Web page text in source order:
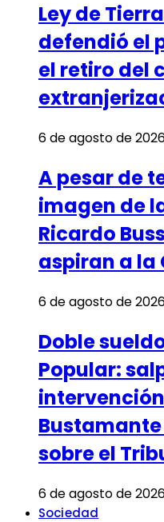
Ley de
defendió el
el retiro del
6 de agosto de
A pesar de
imagen de
Ricardo
aspiran a la
6 de agosto de
Doble
Popular:
sobre el
6 de agosto de
Sociedad